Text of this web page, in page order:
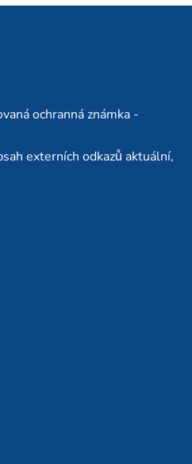
ochranná známka -
externích odkazů aktuální,